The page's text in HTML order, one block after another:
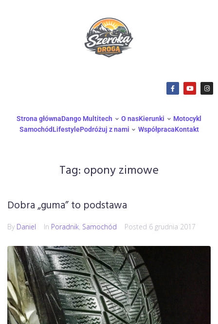
Strona głównaDango Multitech O nasKierunki
Motocykl
SamochódLifestylePodróżuj z nami WspółpracaKontakt
Tag: opony zimowe
Dobra „guma” to podstawa
By Daniel In Poradnik, Samochód Posted 6 grudnia 2017